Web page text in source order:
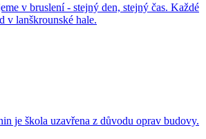
v bruslení - stejný den, stejný čas. Každé
v lanškrounské hale.
je škola uzavřena z důvodu oprav budovy.